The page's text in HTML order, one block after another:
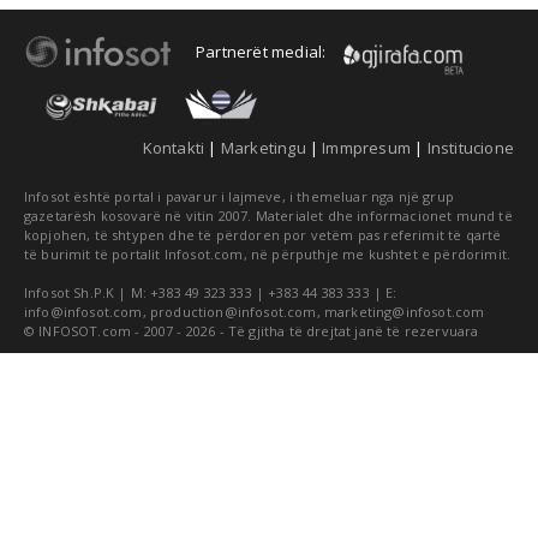
Partnerët medial:
Kontakti | Marketingu | Immpresum | Institucione
Infosot është portal i pavarur i lajmeve, i themeluar nga një grup
gazetarësh kosovarë në vitin 2007. Materialet dhe informacionet mund të
kopjohen, të shtypen dhe të përdoren por vetëm pas referimit të qartë
të burimit të portalit Infosot.com, në përputhje me kushtet e përdorimit.
Infosot Sh.P.K | M: +383 49 323 333 | +383 44 383 333 | E:
info@infosot.com , production@infosot.com , marketing@infosot.com
© INFOSOT.com - 2007 - 2026 - Të gjitha të drejtat janë të rezervuara